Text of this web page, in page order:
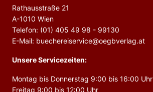
Rathausstraße 21
A-1010 Wien
Telefon: (01) 405 49 98 - 99130
E-Mail: buechereiservice@oegbverlag.at
Unsere Servicezeiten:
Montag bis Donnerstag 9:00 bis 16:00 Uhr
Freitag 9:00 bis 12:00 Uhr